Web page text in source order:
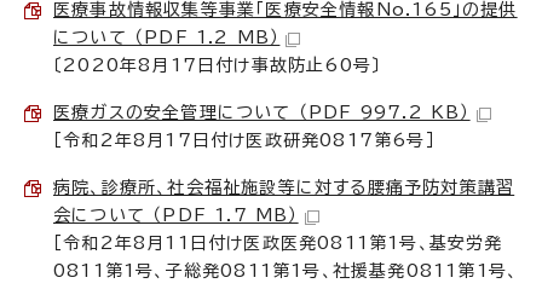
医療事故情報収集等事業「医療安全情報No.165」の提供
について （PDF 1.2 MB）
〔2020年8月17日付け事故防止60号〕
医療ガスの安全管理について （PDF 997.2 KB）
［令和2年8月17日付け医政研発0817第6号］
病院、診療所、社会福祉施設等に対する腰痛予防対策講習
会について （PDF 1.7 MB）
［令和2年8月11日付け医政医発0811第1号、基安労発
0811第1号、子総発0811第1号、社援基発0811第1号、